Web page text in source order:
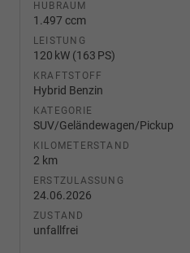
HUBRAUM
1.497 ccm
LEISTUNG
120 kW (163 PS)
KRAFTSTOFF
Hybrid Benzin
KATEGORIE
SUV/Geländewagen/Pickup
KILOMETERSTAND
2 km
ERSTZULASSUNG
24.06.2026
ZUSTAND
unfallfrei